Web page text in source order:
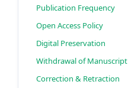
Publication Frequency
Open Access Policy
Digital Preservation
Withdrawal of Manuscript
Correction & Retraction